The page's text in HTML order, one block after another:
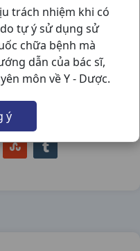
trách nhiệm khi có
tự ý sử dụng sử
chữa bệnh mà
dẫn của bác sĩ,
môn về Y - Dược.
ý
NGUYỄN
Chức Năng,